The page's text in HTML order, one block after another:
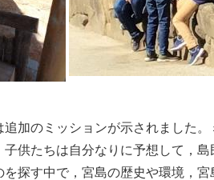
加のミッションが示されました
子供たちは自分なりに予想して，
探す中で，宮島の歴史や環境，